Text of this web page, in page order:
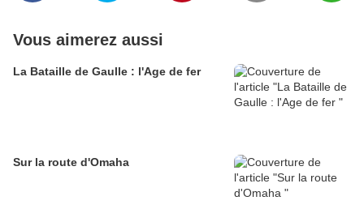
Vous aimerez aussi
La Bataille de Gaulle : l'Age de fer
Sur la route d'Omaha